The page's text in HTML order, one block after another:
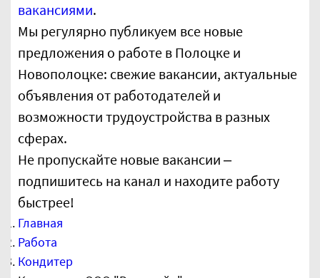
вакансиями.
Мы регулярно публикуем все новые
предложения о работе в Полоцке и
Новополоцке: свежие вакансии, актуальные
объявления от работодателей и
возможности трудоустройства в разных
сферах.
Не пропускайте новые вакансии –
подпишитесь на канал и находите работу
быстрее!
Главная
Работа
Кондитер